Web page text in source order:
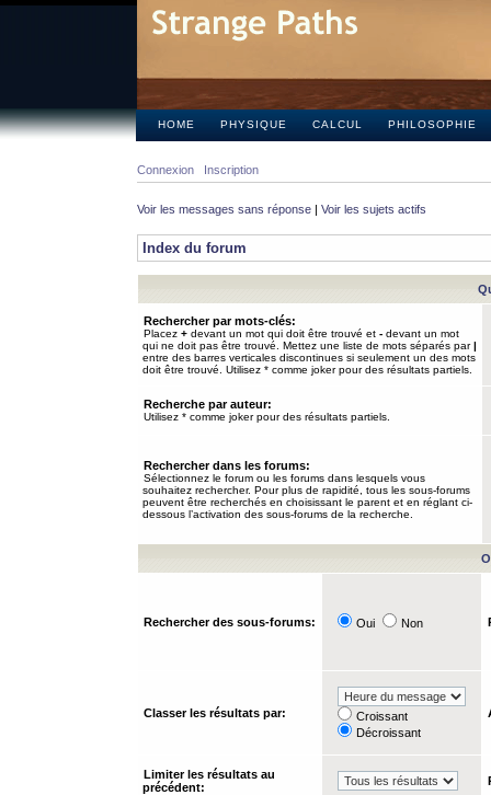
HOME PHYSIQUE CALCUL PHILOSOPHIE
Connexion Inscription
Voir les messages sans réponse | Voir les sujets actifs
Index du forum
Rechercher par mots-clés:
Placez + devant un mot qui doit être trouvé et - devant un mot
qui ne doit pas être trouvé. Mettez une liste de mots séparés par|
entre des barres verticales discontinues si seulement un des mots
doit être trouvé. Utilisez * comme joker pour des résultats partiels.
Recherche par auteur:
Utilisez * comme joker pour des résultats partiels.
Rechercher dans les forums:
Sélectionnez le forum ou les forums dans lesquels vous
souhaitez rechercher. Pour plus de rapidité, tous les sous-forums
peuvent être recherchés en choisissant le parent et en réglant ci-
dessous l’activation des sous-forums de la recherche.
Rechercher des sous-forums: Oui Non
Classer les résultats par:
Croissant
Décroissant
Limiter les résultats au
précédent: